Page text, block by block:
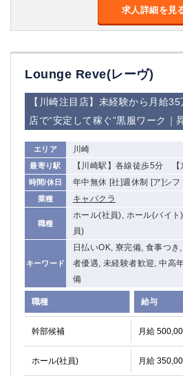
求人詳細を見
Lounge Reve(レーヴ)
【川崎注目店】未経験から月給
店で“安定して稼ぐ”黒服ワーク｜
エリア 川崎
最寄り駅 【川崎駅】各線徒歩5分
時間/休日 年中無休 [社]週休制 [ア]シフ
業種 キャバクラ
職種
ホール(社員), ホール(バイ
員)
キーワード
日払いOK, 寮完備, 食事つ
者優遇, 未経験者歓迎, 中高
備
職種 給与
幹部候補 月給
ホール(社員) 月給
柏（西口）
木更津
柏（東口）
下総中山
八千代台
本八幡
東金
浦安
栃木県
宇都宮
小山
東武宇都宮（宇都宮西口）
茨城県
ひたち野
群馬県
高崎 館林
該当求人 0 選択し